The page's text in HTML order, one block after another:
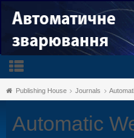
Publishing House Journals
Automatic